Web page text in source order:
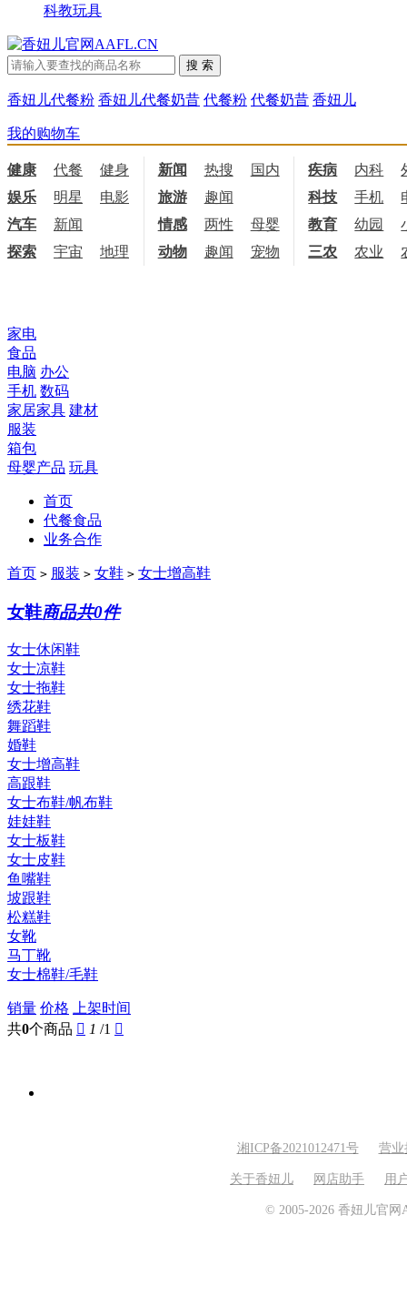
科教玩具
香妞儿代餐粉 香妞儿代餐奶昔 代餐粉 代餐奶昔 香妞儿
我的购物车
健康 代餐 健身 饮食
新闻 热搜 国内 国际
疾病 内科
娱乐
明星 电影 电视
旅游 趣闻 科技 手机
汽车
新闻 情感 两性 母婴 职场
教育 幼园
探索
宇宙 地理 天文
动物 趣闻 宠物 三农 农业
家电
食品
电脑 办公
手机 数码
家居家具 建材
服装
箱包
母婴产品 玩具
首页
代餐食品
业务合作
首页 > 服装 > 女鞋 > 女士增高鞋
女鞋商品共0件
女士休闲鞋
女士凉鞋
女士拖鞋
绣花鞋
舞蹈鞋
婚鞋
女士增高鞋
高跟鞋
女士布鞋/帆布鞋
娃娃鞋
女士板鞋
女士皮鞋
鱼嘴鞋
坡跟鞋
松糕鞋
女靴
马丁靴
女士棉鞋/毛鞋
销量 价格 上架时间
共0个商品  1 /1 
湘ICP备2021012471号 营业
关于香妞儿 网店助手 用
© 2005-2026 香妞儿官